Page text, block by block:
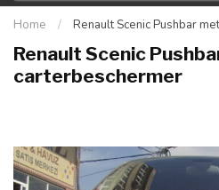
Home / Renault Scenic Pushbar
Renault Scenic
carterbeschermer